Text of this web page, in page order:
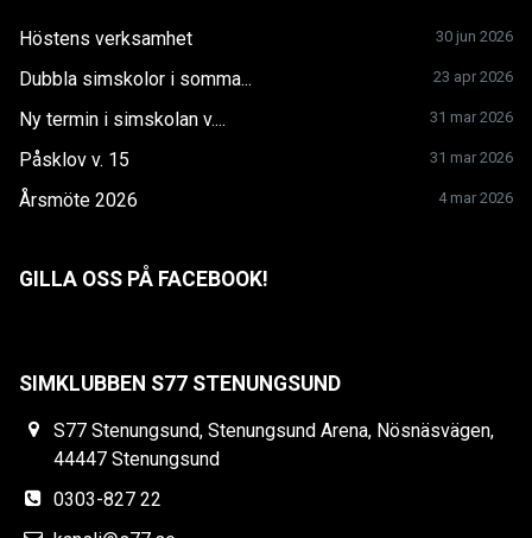
Höstens verksamhet 30 jun 2026
Dubbla simskolor i somma... 23 apr 2026
Ny termin i simskolan v.... 31 mar 2026
Påsklov v. 15 31 mar 2026
Årsmöte 2026 4 mar 2026
GILLA OSS PÅ FACEBOOK!
SIMKLUBBEN S77 STENUNGSUND
S77 Stenungsund, Stenungsund Arena, Nösnäsvägen,
44447 Stenungsund
0303-827 22